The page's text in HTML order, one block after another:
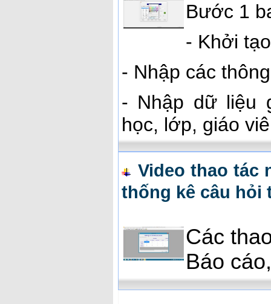
Bước 1
- Khởi
- Nhập các
- Nhập dữ liệu
học, lớp, giáo
Video thao tác
thống kê câu hỏi
Các
Báo